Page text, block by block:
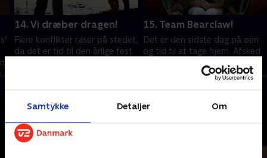
Samtykke Detaljer Om
14. Vi dræber dragen!
Flere konflikter raser på stedet,
da det er tid til den årlige fest.
1. maj 2023 • 15 min
15. Team Bearclaw!
Det er den sidste dag på øen
og tid til at tage hjem. Afsked
over, hvordan han skal udtrykke
1. maj 2023 • 15 min
Andre så også